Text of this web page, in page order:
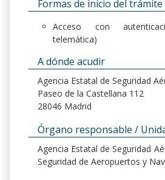
Formas de inicio del trámite
Acceso con
telemática)
A dónde acudir
Agencia Estatal de Seguridad
Paseo de la Castellana 112
28046 Madrid
Órgano responsable /
Agencia Estatal de Seguridad
Seguridad de Aeropuertos y